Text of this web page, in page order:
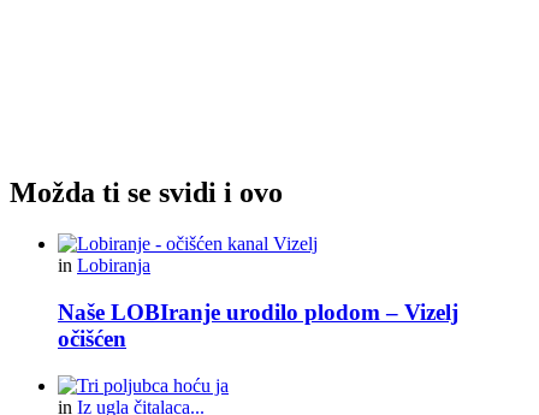
Možda ti se svidi i ovo
in Lobiranja
Naše LOBIranje urodilo plodom – Vizelj
očišćen
in Iz ugla čitalaca...